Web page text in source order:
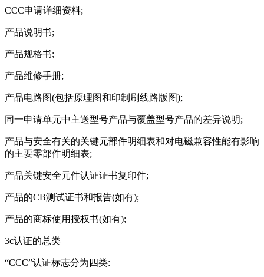
CCC申请详细资料;
产品说明书;
产品规格书;
产品维修手册;
产品电路图(包括原理图和印制刷线路版图);
同一申请单元中主送型号产品与覆盖型号产品的差异说明;
产品与安全有关的关键元部件明细表和对电磁兼容性能有影响
的主要零部件明细表;
产品关键安全元件认证证书复印件;
产品的CB测试证书和报告(如有);
产品的商标使用授权书(如有);
3c认证的总类
“CCC”认证标志分为四类: